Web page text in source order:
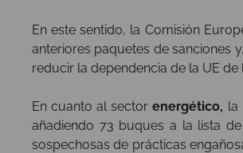
En este sentido, la Comisión
anteriores paquetes de sanciones
reducir la dependencia de la UE
En cuanto al sectorenergético, la
añadiendo 73 buques a la lista
sospechosas de prácticas